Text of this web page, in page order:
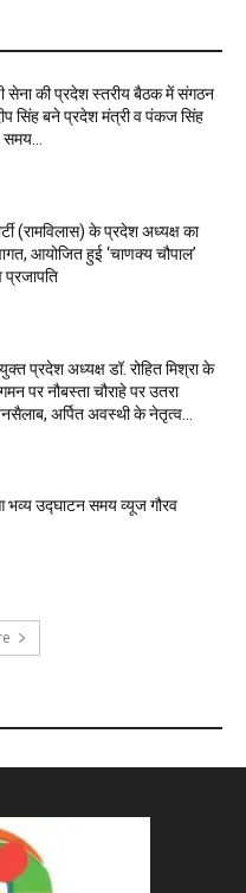
सेना की प्रदेश स्तरीय बैठक में संगठन
सिंह बने प्रदेश मंत्री व पंकज सिंह
(रामविलास) के प्रदेश अध्यक्ष का
आयोजित हुई ‘चाणक्य चौपाल’
प्रदेश अध्यक्ष डॉ. रोहित मिश्रा के
पर नौबस्ता चौराहे पर उतरा
अर्पित अवस्थी के नेतृत्व...
भव्य उद्घाटन समय व्यूज गौरव